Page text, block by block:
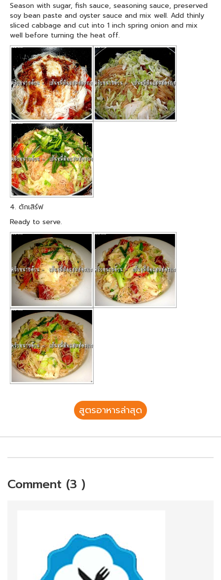
Season with sugar, fish sauce, seasoning sauce, preserved
soy bean paste and oyster sauce and mix well. Add thinly
sliced cabbage and cut into 1 inch spring onion and mix
well before turning the heat off.
4. ตักเสิร์ฟ
Ready to serve.
สูตรอาหารล่าสุด
Comment (3 )